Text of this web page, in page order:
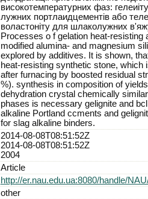
високотемпературних фаз:
лужних портлаидцементів або
воластоніту для шлаколужних
Processes o f gelation heat-resisting
modified alumina- and magnesium
explored by additives. It is shown,
heat-resisting synthetic stone, which
after furnacing by boosted residual
%). synthesis in composition of
dehydration crystal chemically
phases is necessary gelignite and
alkaline Portland ccments and
for slag alkaline binders.
2014-08-08T08:51:52Z
2014-08-08T08:51:52Z
2004
Article
http://er.nau.edu.ua:8080/handle/
other